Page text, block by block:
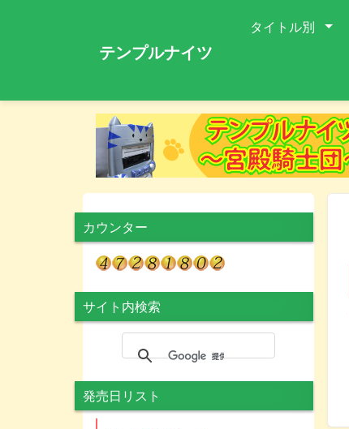
テンプルナイツ
タイトル別
カウンター
サイト内検索
発売日リスト